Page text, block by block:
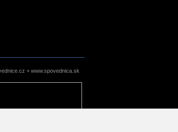
+ www.spovednica.sk